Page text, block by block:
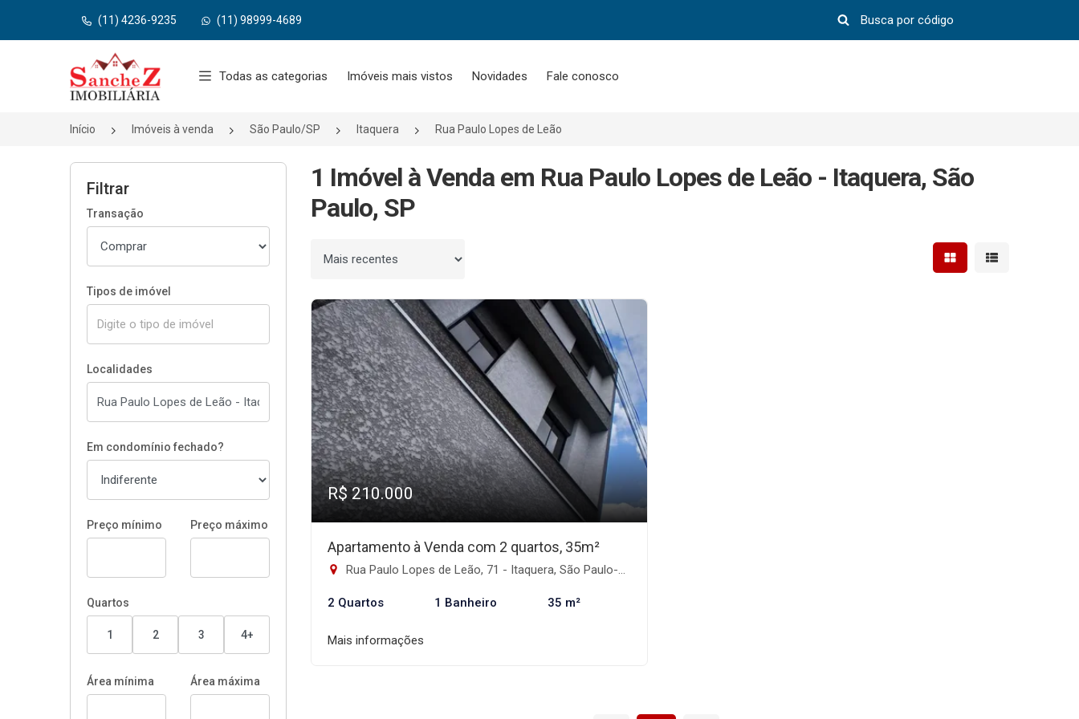
(11) 4236-9235 (11) 98999-4689
Página inicial
Todas as categorias Imóveis mais vistos Novidades Fale conosco
Início Imóveis à venda São Paulo/SP Itaquera Rua Paulo Lopes de Leão
Filtrar
Transação
Tipos de imóvel
Localidades
Em condomínio fechado?
Preço mínimo Preço máximo
Quartos
1 2 3 4+
Área mínima Área máxima
1 Imóvel à Venda em Rua Paulo Lopes de Leão - Itaquera, São
Paulo, SP
Ordenar por Mostrar resultados em
Mostrar
R$ 210.000
Apartamento à Venda com 2 quartos, 35m²
Rua Paulo Lopes de Leão, 71 - Itaquera, São Paulo-SP
2 Quartos 1 Banheiro 35 m²
Mais informações